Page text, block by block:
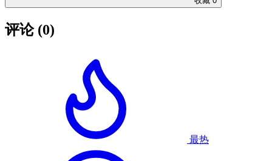
评论 (0)
最热